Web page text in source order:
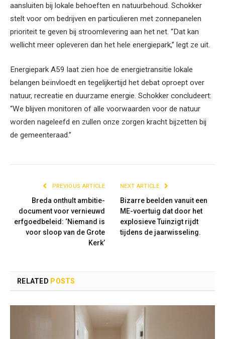
aansluiten bij lokale behoeften en natuurbehoud. Schokker
stelt voor om bedrijven en particulieren met zonnepanelen
prioriteit te geven bij stroomlevering aan het net. “Dat kan
wellicht meer opleveren dan het hele energiepark,” legt ze uit.
Energiepark A59 laat zien hoe de energietransitie lokale
belangen beïnvloedt en tegelijkertijd het debat oproept over
natuur, recreatie en duurzame energie. Schokker concludeert:
“We blijven monitoren of alle voorwaarden voor de natuur
worden nageleefd en zullen onze zorgen kracht bijzetten bij
de gemeenteraad.”
PREVIOUS ARTICLE
Breda onthult ambitie-
document voor vernieuwd
erfgoedbeleid: ‘Niemand is
voor sloop van de Grote
Kerk’
NEXT ARTICLE
Bizarre beelden vanuit een
ME-voertuig dat door het
explosieve Tuinzigt rijdt
tijdens de jaarwisseling.
RELATED POSTS